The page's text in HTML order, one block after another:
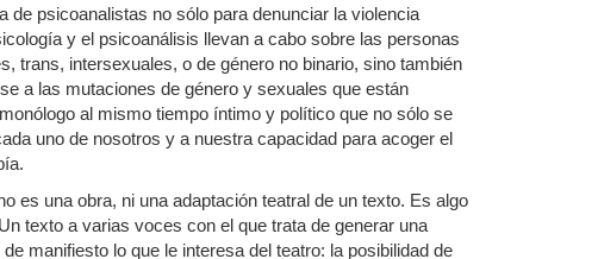
de psicoanalistas no sólo para denunciar la violencia
y el psicoanálisis llevan a cabo sobre las personas
trans, intersexuales, o de género no binario, sino también
a las mutaciones de género y sexuales que están
al mismo tiempo íntimo y político que no sólo se
uno de nosotros y a nuestra capacidad para acoger el
es una obra, ni una adaptación teatral de un texto. Es algo
texto a varias voces con el que trata de generar una
manifiesto lo que le interesa del teatro: la posibilidad de